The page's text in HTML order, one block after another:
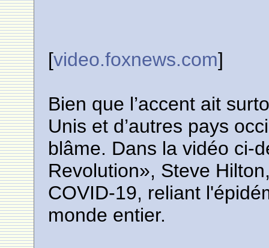
[video.foxnews.com]
Bien que l’accent ait
Unis et d’autres pays
blâme. Dans la vidéo ci-
Revolution», Steve
COVID-19, reliant
monde entier.